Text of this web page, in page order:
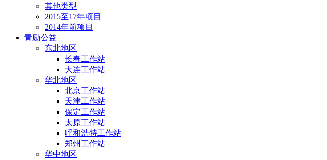
其他类型
2015至17年项目
2014年前项目
青励公益
东北地区
长春工作站
大连工作站
华北地区
北京工作站
天津工作站
保定工作站
太原工作站
呼和浩特工作站
郑州工作站
华中地区